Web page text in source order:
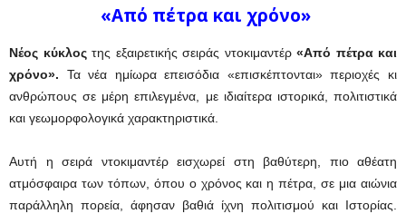
«Από πέτρα και χρόνο»
Νέος κύκλοςτης εξαιρετικής σειράς ντοκιμαντέρ «Από πέτρα και
χρόνο». Τα νέα ημίωρα επεισόδια «επισκέπτονται» περιοχές κι
ανθρώπους σε μέρη επιλεγμένα, με ιδιαίτερα ιστορικά, πολιτιστικά
και γεωμορφολογικά χαρακτηριστικά.
Αυτή η σειρά ντοκιμαντέρ εισχωρεί στη βαθύτερη, πιο αθέατη
ατμόσφαιρα των τόπων, όπου ο χρόνος και η πέτρα, σε μια αιώνια
παράλληλη πορεία, άφησαν βαθιά ίχνη πολιτισμού και Ιστορίας.